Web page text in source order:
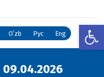
Oʻzb Рус Eng
09.04.2026